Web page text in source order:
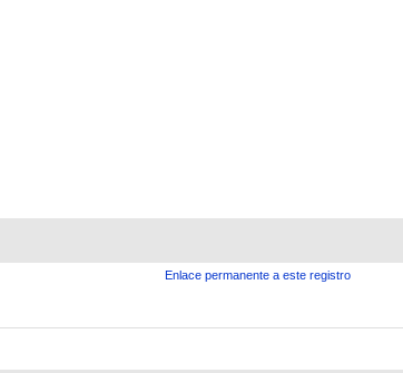
Enlace permanente a este registro